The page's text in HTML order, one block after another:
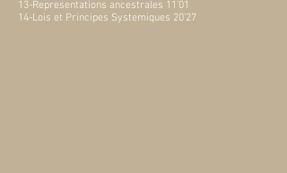
13-Representations ancestrales 11'01
14-Lois et Principes Systemiques 20'27